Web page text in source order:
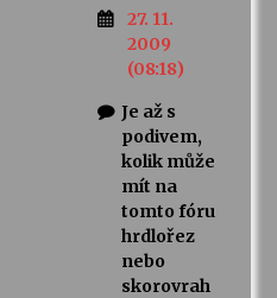
27. 11.
2009
(08:18)
Je až s
podivem,
kolik může
mít na
tomto fóru
hrdlořez
nebo
skorovrah